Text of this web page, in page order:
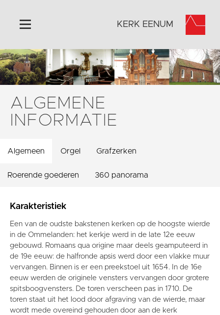
Home
Algemeen
Historie
Omgeving
Activiteiten
Contact
KERK EENUM
ALGEMENE
INFORMATIE
Algemeen Orgel Grafzerken
Roerende goederen 360 panorama
Karakteristiek
Een van de oudste bakstenen kerken op de hoogste wierde
in de Ommelanden: het kerkje werd in de late 12e eeuw
gebouwd. Romaans qua origine maar deels geamputeerd in
de 19e eeuw: de halfronde apsis werd door een vlakke muur
vervangen. Binnen is er een preekstoel uit 1654. In de 16e
eeuw werden de originele vensters vervangen door grotere
spitsboogvensters. De toren verscheen pas in 1710. De
toren staat uit het lood door afgraving van de wierde, maar
wordt mede overeind gehouden door aan de kerk